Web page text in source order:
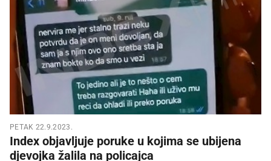
PETAK 22.9.2023.
Index objavljuje poruke u kojima se ubijena
djevojka žalila na policajca